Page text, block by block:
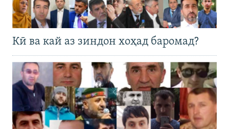
Кӣ ва кай аз зиндон хоҳад баромад?